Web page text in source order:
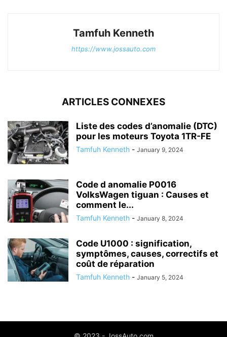
Tamfuh Kenneth
https://www.jossauto.com
ARTICLES CONNEXES
Liste des codes d’anomalie (DTC)
pour les moteurs Toyota 1TR-FE
Tamfuh Kenneth - January 9, 2024
Code d anomalie P0016
VolksWagen tiguan : Causes et
comment le...
Tamfuh Kenneth - January 8, 2024
Code U1000 : signification,
symptômes, causes, correctifs et
coût de réparation
Tamfuh Kenneth - January 5, 2024